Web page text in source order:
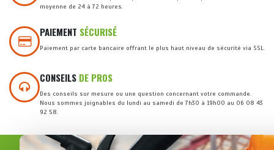
moyenne de 24 à 72 heures.
PAIEMENT SÉCURISÉ
Paiement par carte bancaire offrant le plus haut niveau de sécurité via SSL.
CONSEILS DE PROS
Des conseils sur mesure ou une question concernant votre commande.
Nous sommes joignables du lundi au samedi de 7h30 à 19h00 au 06 08 43
92 58.